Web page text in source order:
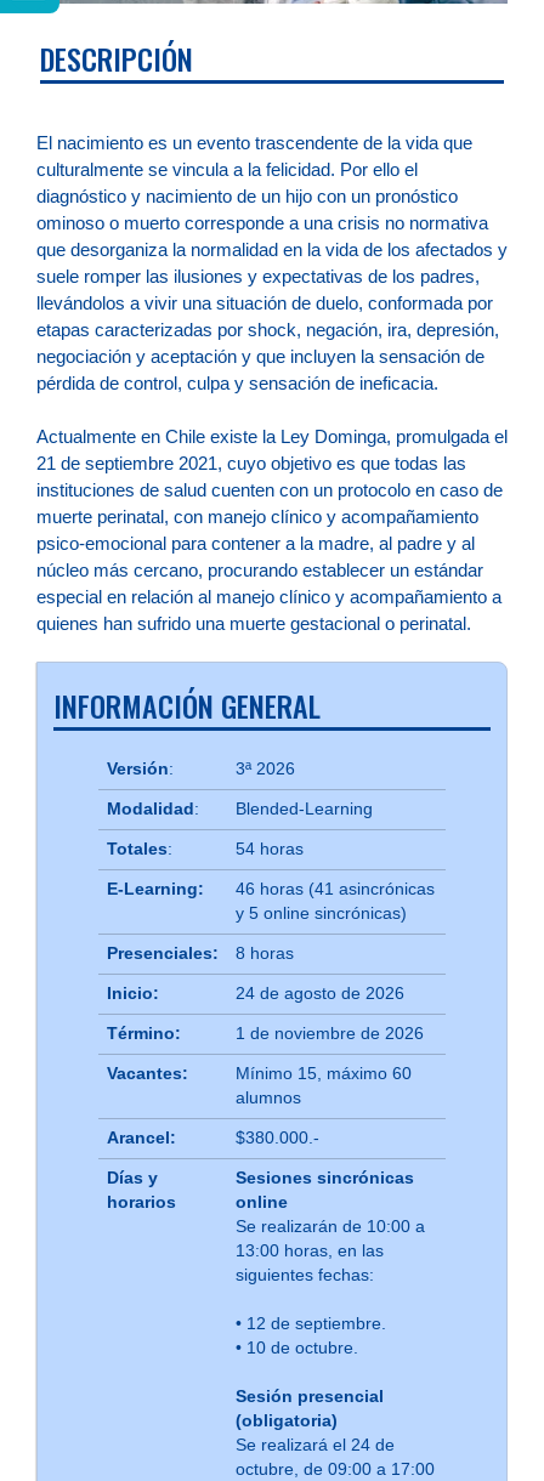
DESCRIPCIÓN
El nacimiento es un evento trascendente de la vida que
culturalmente se vincula a la felicidad. Por ello el
diagnóstico y nacimiento de un hijo con un pronóstico
ominoso o muerto corresponde a una crisis no normativa
que desorganiza la normalidad en la vida de los afectados y
suele romper las ilusiones y expectativas de los padres,
llevándolos a vivir una situación de duelo, conformada por
etapas caracterizadas por shock, negación, ira, depresión,
negociación y aceptación y que incluyen la sensación de
pérdida de control, culpa y sensación de ineficacia.
Actualmente en Chile existe la Ley Dominga, promulgada el
21 de septiembre 2021, cuyo objetivo es que todas las
instituciones de salud cuenten con un protocolo en caso de
muerte perinatal, con manejo clínico y acompañamiento
psico-emocional para contener a la madre, al padre y al
núcleo más cercano, procurando establecer un estándar
especial en relación al manejo clínico y acompañamiento a
quienes han sufrido una muerte gestacional o perinatal.
INFORMACIÓN GENERAL
Versión: 3ª 2026
Modalidad : Blended-Learning
Totales: 54 horas
E-Learning:
46 horas (41 asincrónicas
y 5 online sincrónicas)
Presenciales: 8 horas
Inicio: 24 de agosto de 2026
Término: 1 de noviembre de 2026
Vacantes:
Mínimo 15, máximo 60
alumnos
Arancel: $380.000.-
Días y
horarios
Sesiones sincrónicas
online
Se realizarán de 10:00 a
13:00 horas, en las
siguientes fechas:
• 12 de septiembre.
• 10 de octubre.
Sesión presencial
(obligatoria)
Se realizará el 24 de
octubre, de 09:00 a 17:00